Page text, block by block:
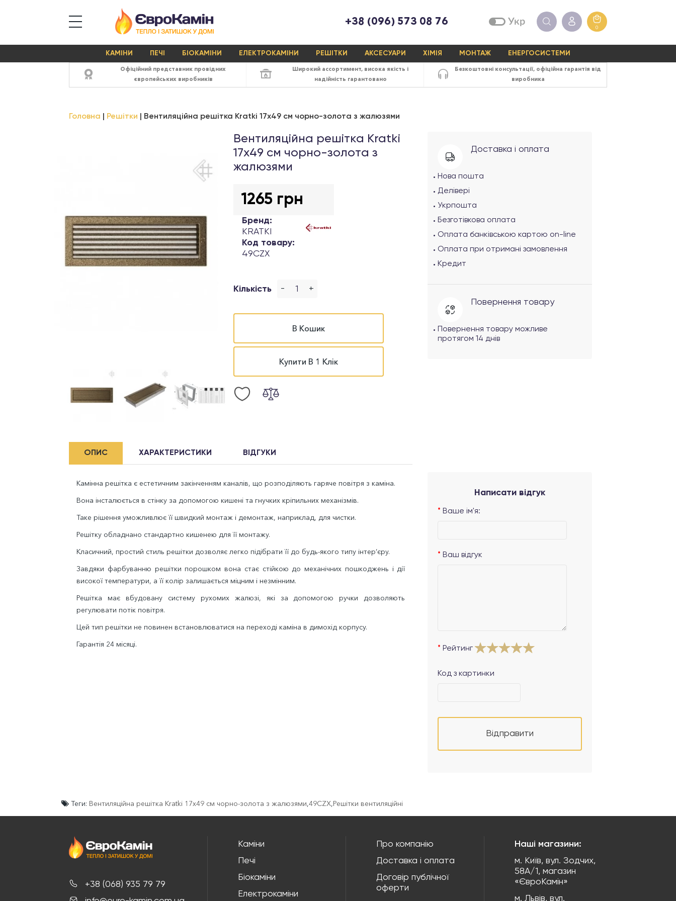
+38 (096) 573 08 76 Укр
0
КАМІНИ ПЕЧІ БІОКАМІНИ ЕЛЕКТРОКАМІНИ РЕШІТКИ АКСЕСУАРИ ХІМІЯ МОНТАЖ ЕНЕРГОСИСТЕМИ
Офіційний представник провідних
європейських виробників
Широкий ассортимент, висока якість і
надійність гарантовано
Безкоштовні консультації, офіційна гарантія від
виробника
Головна Решітки Вентиляційна решітка Kratki 17х49 см чорно-золота з жалюзями
Вентиляційна решітка Kratki
17х49 см чорно-золота з
жалюзями
1265 грн
Бренд:
KRATKI
Код товару:
49CZX
Кількість - +
В Кошик
Купити В 1 Клік
Доставка і оплата
Нова пошта
Делівері
Укрпошта
Безготівкова оплата
Оплата банківською картою on-line
Оплата при отримані замовлення
Кредит
Повернення товару
Повернення товару можливе
протягом 14 днів
ОПИС ХАРАКТЕРИСТИКИ ВІДГУКИ
Камінна решітка є естетичним закінченням каналів, що розподіляють гаряче повітря з каміна.
Вона інсталюється в стінку за допомогою кишені та гнучких кріпильних механізмів.
Таке рішення уможливлює її швидкий монтаж і демонтаж, наприклад, для чистки.
Решітку обладнано стандартно кишенею для її монтажу.
Класичний, простий стиль решітки дозволяє легко підібрати її до будь-якого типу інтер’єру.
Завдяки фарбуванню решітки порошком вона стає стійкою до механічних пошкоджень і дії
високої температури, а її колір залишається міцним і незмінним.
Решітка має вбудовану систему рухомих жалюзі, які за допомогою ручки дозволяють
регулювати потік повітря.
Цей тип решітки не повинен встановлюватися на переході каміна в димохід корпусу.
Гарантія 24 місяці.
Написати відгук
Ваше ім'я:
Ваш відгук
Рейтинг
Код з картинки
Відправити
Теги: Вентиляційна решітка Kratki 17х49 см чорно-золота з жалюзями,49CZX,Решітки вентиляційні
+38 (068) 935 79 79
Каміни
Печі
Біокаміни
Електрокаміни
Про компанію
Доставка і оплата
Договір публічної
оферти
Наші магазини:
м. Київ, вул. Зодчих,
58А/1, магазин
«ЄвроКамін»
м. Львів, вул.